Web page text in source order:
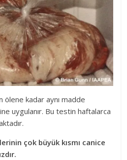
ölene kadar aynı madde
uygulanır. Bu testin haftalarca
çok büyük kısmı canice